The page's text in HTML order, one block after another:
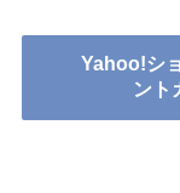
Yahoo!シ
ント